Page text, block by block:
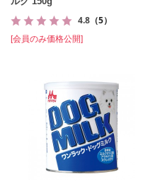
4.8 （5）
[会員のみ価格公開]